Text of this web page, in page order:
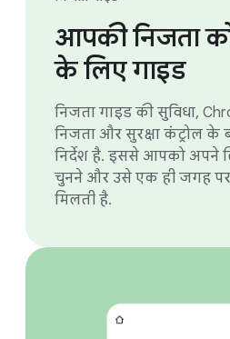
आपकी निजता
के लिए गाइड
निजता गाइड की सुविधा,
निजता और सुरक्षा कंट्रोल के
निर्देश है. इससे आपको अपने
चुनने और उसे एक ही जगह
मिलती है.